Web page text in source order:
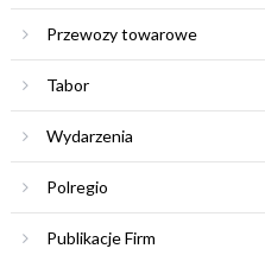
Przewozy towarowe
Tabor
Wydarzenia
Polregio
Publikacje Firm